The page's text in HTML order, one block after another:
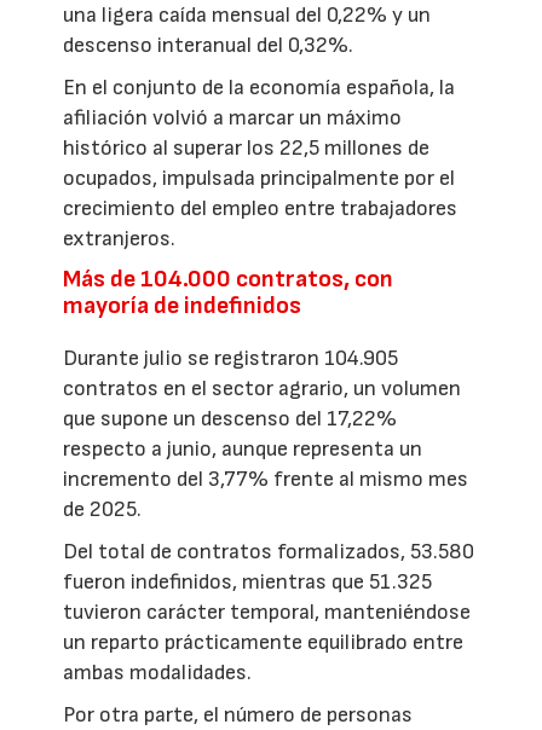
una ligera caída mensual del 0,22% y un
descenso interanual del 0,32%.
En el conjunto de la economía española, la
afiliación volvió a marcar un máximo
histórico al superar los 22,5 millones de
ocupados, impulsada principalmente por el
crecimiento del empleo entre trabajadores
extranjeros.
Más de 104.000 contratos, con
mayoría de indefinidos
Durante julio se registraron 104.905
contratos en el sector agrario, un volumen
que supone un descenso del 17,22%
respecto a junio, aunque representa un
incremento del 3,77% frente al mismo mes
de 2025.
Del total de contratos formalizados, 53.580
fueron indefinidos, mientras que 51.325
tuvieron carácter temporal, manteniéndose
un reparto prácticamente equilibrado entre
ambas modalidades.
Por otra parte, el número de personas